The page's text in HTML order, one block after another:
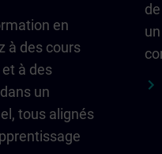
en
à des cours
à des
un
tous alignés